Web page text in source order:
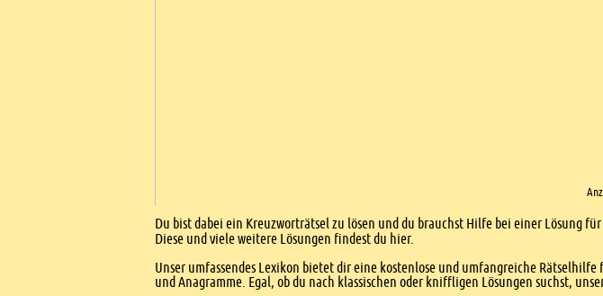
Einleitung
Du bist dabei ein Kreuzworträtsel zu lösen und du brauchst Hilfe bei einer Lösung
Diese und viele weitere Lösungen findest du hier.
Unser umfassendes Lexikon bietet dir eine kostenlose und umfangreiche
und Anagramme. Egal, ob du nach klassischen oder kniffligen Lösungen suchst,